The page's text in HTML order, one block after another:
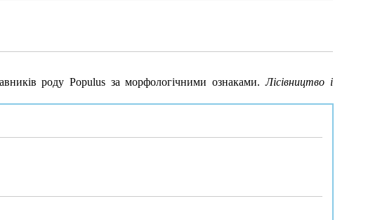
роду Роpulus за морфологічними ознаками.Лісівництво і